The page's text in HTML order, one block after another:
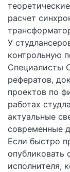
расчет
У
контрольную
Специалисты
рефератов,
проектов по
работах
актуальные
современные
Если быстро
опубликовать
исполнителя,